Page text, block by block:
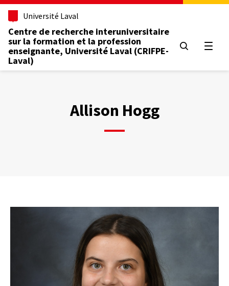
Aller
contenu
principal
Université Laval
Centre de recherche interuniversitaire
sur la formation et la profession
enseignante, Université Laval (CRIFPE-
Laval)
Allison Hogg